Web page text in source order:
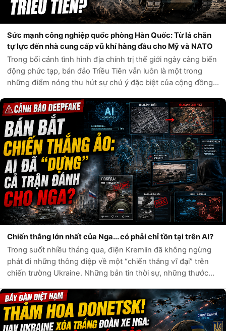
Sức mạnh công nghiệp quốc phòng Hàn Quốc: Từ lá chắn
tự lực đến nhà cung cấp vũ khí hàng đầu cho Mỹ và NATO
Trong bối cảnh tình hình địa chính trị thế giới ngày càng biến
động phức tạp, bán đảo Triều Tiên vẫn luôn là một trong
những điểm nóng thu hút sự chú ý đặc biệt của cộng đồng
các mối đe dọa t...
Chiến thắng lớn nhất của Nga... có phải chỉ tồn tại trên AI?
Trong suốt nhiều tháng qua, điện Kremlin đã không ngừng
phát đi những thông điệp về một “chiến thắng vĩ đại” trên
chiến trường Ukraine. Những bản tin thời sự, những thước
ngợi sức mạnh quân...